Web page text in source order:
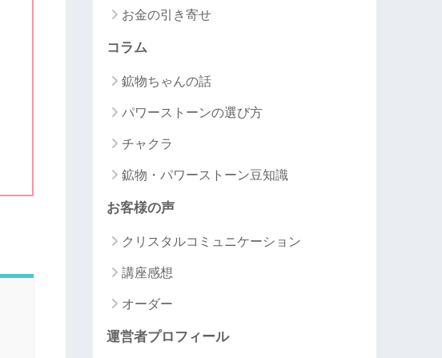
お金の引き寄せ
コラム
鉱物ちゃんの話
パワーストーンの選び方
チャクラ
鉱物・パワーストーン豆知識
お客様の声
クリスタルコミュニケーション
講座感想
オーダー
運営者プロフィール